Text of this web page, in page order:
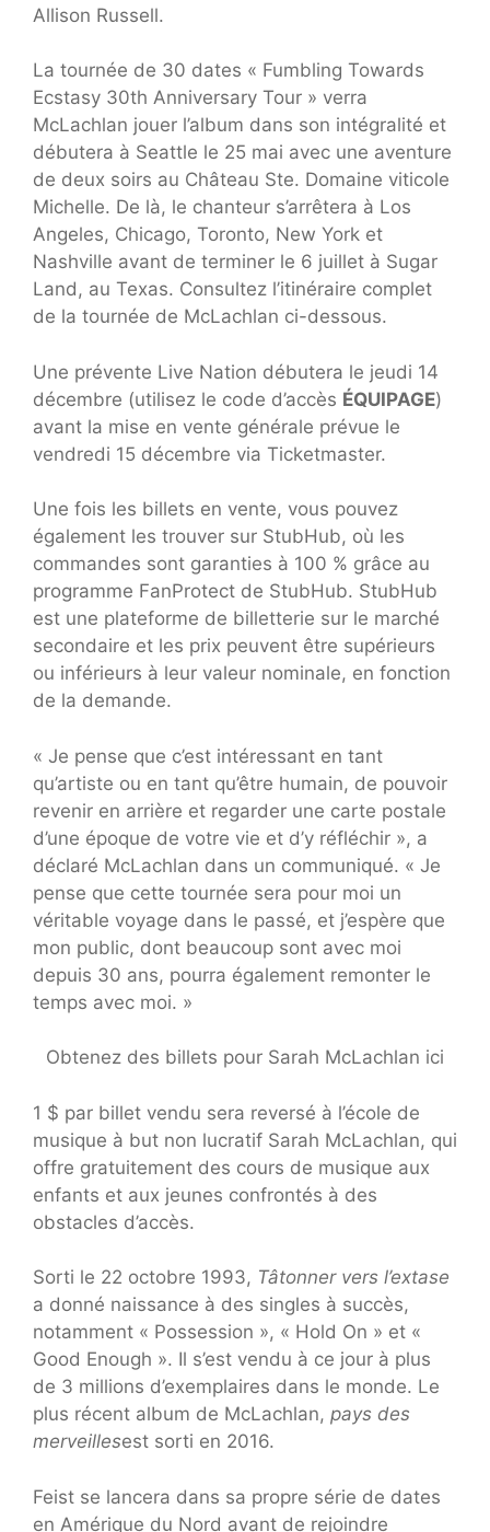
Allison Russell.
La tournée de 30 dates « Fumbling Towards
Ecstasy 30th Anniversary Tour » verra
McLachlan jouer l’album dans son intégralité et
débutera à Seattle le 25 mai avec une aventure
de deux soirs au Château Ste. Domaine viticole
Michelle. De là, le chanteur s’arrêtera à Los
Angeles, Chicago, Toronto, New York et
Nashville avant de terminer le 6 juillet à Sugar
Land, au Texas. Consultez l’itinéraire complet
de la tournée de McLachlan ci-dessous.
Une prévente Live Nation débutera le jeudi 14
décembre (utilisez le code d’accès ÉQUIPAGE)
avant la mise en vente générale prévue le
vendredi 15 décembre via Ticketmaster.
Une fois les billets en vente, vous pouvez
également les trouver sur StubHub, où les
commandes sont garanties à 100 % grâce au
programme FanProtect de StubHub. StubHub
est une plateforme de billetterie sur le marché
secondaire et les prix peuvent être supérieurs
ou inférieurs à leur valeur nominale, en fonction
de la demande.
« Je pense que c’est intéressant en tant
qu’artiste ou en tant qu’être humain, de pouvoir
revenir en arrière et regarder une carte postale
d’une époque de votre vie et d’y réfléchir », a
déclaré McLachlan dans un communiqué. « Je
pense que cette tournée sera pour moi un
véritable voyage dans le passé, et j’espère que
mon public, dont beaucoup sont avec moi
depuis 30 ans, pourra également remonter le
temps avec moi. »
Obtenez des billets pour Sarah McLachlan ici
1 $ par billet vendu sera reversé à l’école de
musique à but non lucratif Sarah McLachlan, qui
offre gratuitement des cours de musique aux
enfants et aux jeunes confrontés à des
obstacles d’accès.
Sorti le 22 octobre 1993, Tâtonner vers l’extase
a donné naissance à des singles à succès,
notamment « Possession », « Hold On » et «
Good Enough ». Il s’est vendu à ce jour à plus
de 3 millions d’exemplaires dans le monde. Le
plus récent album de McLachlan, pays des
merveillesest sorti en 2016.
Feist se lancera dans sa propre série de dates
en Amérique du Nord avant de rejoindre